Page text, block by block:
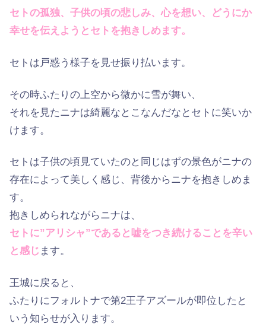
セトの孤独、子供の頃の悲しみ、心を想い、どうにか
幸せを伝えようとセトを抱きしめます。
セトは戸惑う様子を見せ振り払います。
その時ふたりの上空から微かに雪が舞い、
それを見たニナは綺麗なとこなんだなとセトに笑いか
けます。
セトは子供の頃見ていたのと同じはずの景色がニナの
存在によって美しく感じ、背後からニナを抱きしめま
す。
抱きしめられながらニナは、
セトに”アリシャ”であると嘘をつき続けることを辛い
と感じ ます。
王城に戻ると、
ふたりにフォルトナで第2王子アズールが即位したと
いう知らせが入ります。